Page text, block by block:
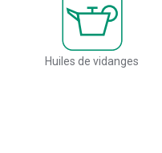
Huiles de vidanges